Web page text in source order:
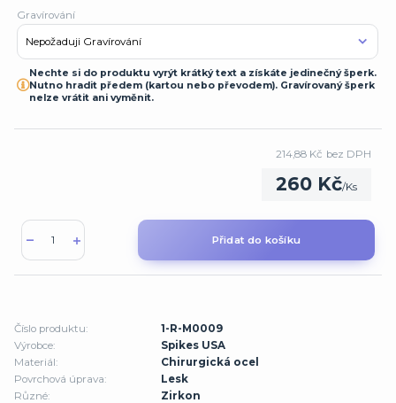
Gravírování
Nechte si do produktu vyrýt krátký text a získáte jedinečný šperk.
Nutno hradit předem (kartou nebo převodem). Gravírovaný šperk
nelze vrátit ani vyměnit.
260 Kč/Ks
214,88 Kč bez DPH
Přidat do košíku
Číslo produktu:
1-R-M0009
Výrobce:
Spikes USA
Materiál:
Chirurgická ocel
Povrchová úprava:
Lesk
Různé:
Zirkon